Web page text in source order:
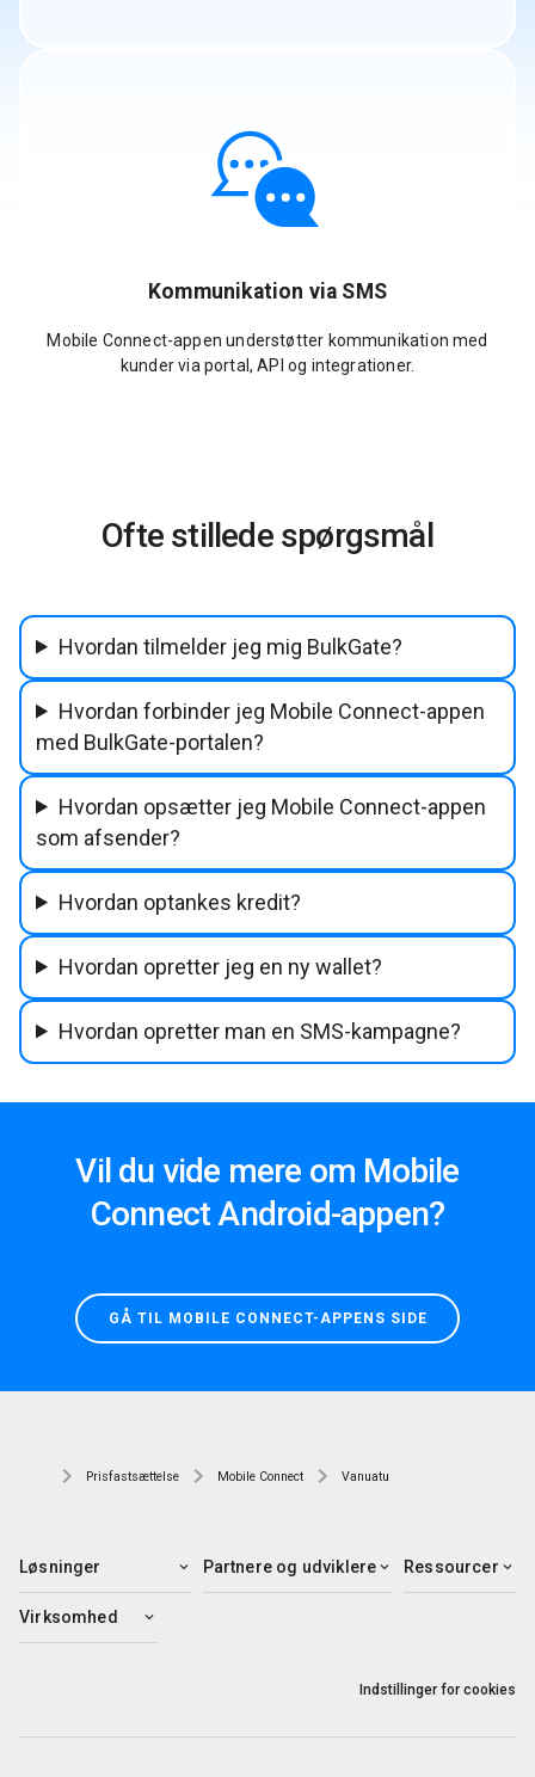
Kommunikation via SMS
Mobile Connect-appen understøtter kommunikation med
kunder via portal, API og integrationer.
Ofte stillede spørgsmål
Hvordan tilmelder jeg mig BulkGate?
Hvordan forbinder jeg Mobile Connect-appen
med BulkGate-portalen?
Hvordan opsætter jeg Mobile Connect-appen
som afsender?
Hvordan optankes kredit?
Hvordan opretter jeg en ny wallet?
Hvordan opretter man en SMS-kampagne?
Vil du vide mere om Mobile
Connect Android-appen?
GÅ TIL MOBILE CONNECT-APPENS SIDE
Prisfastsættelse Mobile Connect Vanuatu
Løsninger Partnere og udviklere Ressourcer
Virksomhed
Indstillinger for cookies